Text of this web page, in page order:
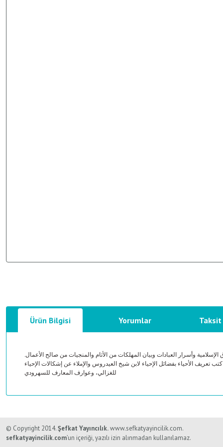
Ürün Bilgisi Yorumlar
وأسرار العبادات وبيان المهلكات من الأثام والمنجيات من صالح الأعمال.
تعريف الأحياء بفضائل الإحياء لابن شيخ العيدروس والإملاء عن إشكالات الإحياء
للغزالي، وعوارف المعارف للسهرودي
Görüş ve önerileriniz için teşekkür ederiz.
© Copyright 2014.Şefkat Yayıncılık.www.sefkatyayincilik.com.
sefkatyayincilik.com’un içeriği, yazılı izin alınmadan kullanılamaz.